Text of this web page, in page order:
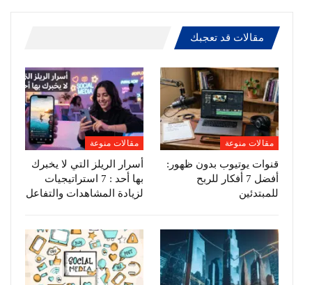
مقالات قد تعجبك
مقالات منوعة
قنوات يوتيوب بدون ظهور:
أفضل 7 أفكار للربح
للمبتدئين
مقالات منوعة
أسرار الريلز التي لا يخبرك
بها أحد : 7 استراتيجيات
لزيادة المشاهدات والتفاعل